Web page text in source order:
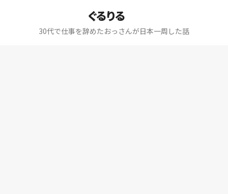
ぐるりる
30代で仕事を辞めたおっさんが日本一周した話